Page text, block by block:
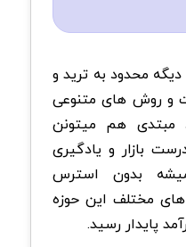
محدود به ترید و
و روش های متنوعی
مبتدی هم میتونن
بازار و یادگیری
بدون استرس
مختلف این حوزه
پایدار رسید.